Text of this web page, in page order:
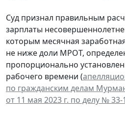
Суд признал правильным
зарплаты
которым месячная
не ниже доли МРОТ,
пропорционально
рабочего времени (
по гражданским делам
от 11 мая 2023 г. по делу №